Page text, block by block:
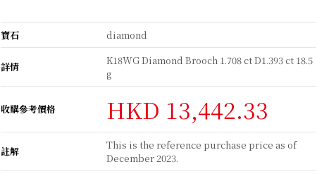
寶石 diamond
詳情
K18WG Diamond Brooch 1.708 ct D1.393 ct 18.5
g
收購參考價格 HKD 13,442.33
註解
This is the reference purchase price as of
December 2023.